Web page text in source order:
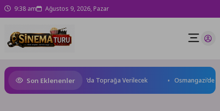
9:38 am Ağustos 9, 2026, Pazar
Son Eklenenler
Kaybetti: Kuzey Makedonya’da Toprağa Verilecek Osmangazi’de